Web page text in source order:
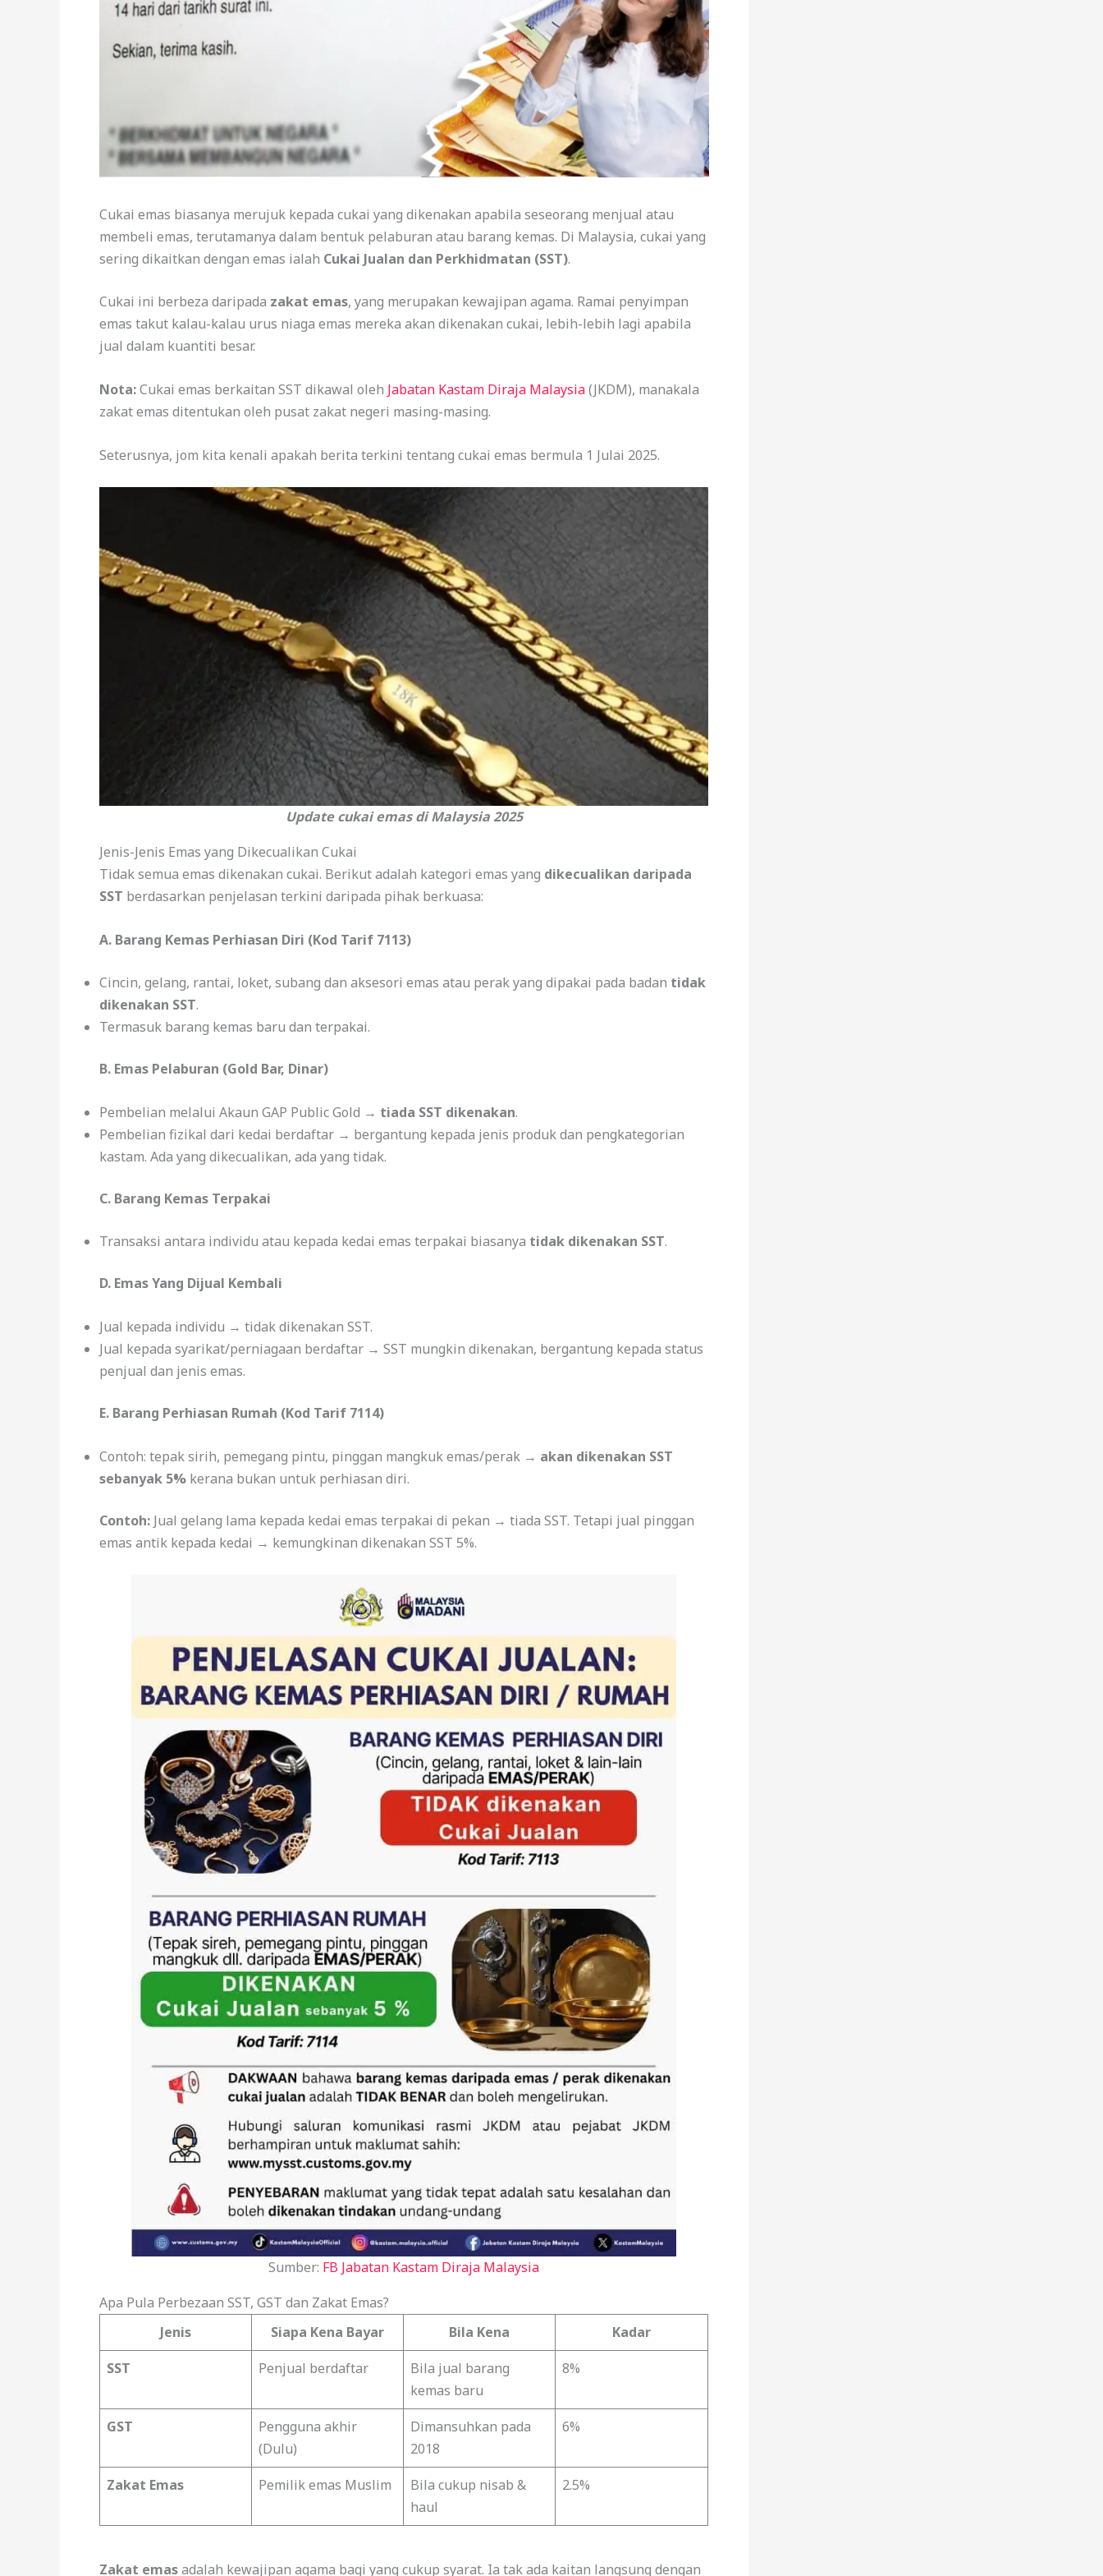
Cukai emas biasanya merujuk kepada cukai yang dikenakan apabila seseorang menjual atau
membeli emas, terutamanya dalam bentuk pelaburan atau barang kemas. Di Malaysia, cukai yang
sering dikaitkan dengan emas ialah Cukai Jualan dan Perkhidmatan (SST).
Cukai ini berbeza daripada zakat emas, yang merupakan kewajipan agama. Ramai penyimpan
emas takut kalau-kalau urus niaga emas mereka akan dikenakan cukai, lebih-lebih lagi apabila
jual dalam kuantiti besar.
Nota:Cukai emas berkaitan SST dikawal oleh Jabatan Kastam Diraja Malaysia(JKDM), manakala
zakat emas ditentukan oleh pusat zakat negeri masing-masing.
Seterusnya, jom kita kenali apakah berita terkini tentang cukai emas bermula 1 Julai 2025.
Update cukai emas di Malaysia 2025
Jenis-Jenis Emas yang Dikecualikan Cukai
Tidak semua emas dikenakan cukai. Berikut adalah kategori emas yang dikecualikan daripada
SST berdasarkan penjelasan terkini daripada pihak berkuasa:
A. Barang Kemas Perhiasan Diri (Kod Tarif 7113)
Cincin, gelang, rantai, loket, subang dan aksesori emas atau perak yang dipakai pada badan tidak
dikenakan SST.
Termasuk barang kemas baru dan terpakai.
B. Emas Pelaburan (Gold Bar, Dinar)
Pembelian melalui Akaun GAP Public Gold → tiada SST dikenakan.
Pembelian fizikal dari kedai berdaftar → bergantung kepada jenis produk dan pengkategorian
kastam. Ada yang dikecualikan, ada yang tidak.
C. Barang Kemas Terpakai
Transaksi antara individu atau kepada kedai emas terpakai biasanya tidak dikenakan SST.
D. Emas Yang Dijual Kembali
Jual kepada individu → tidak dikenakan SST.
Jual kepada syarikat/perniagaan berdaftar → SST mungkin dikenakan, bergantung kepada status
penjual dan jenis emas.
E. Barang Perhiasan Rumah (Kod Tarif 7114)
Contoh: tepak sirih, pemegang pintu, pinggan mangkuk emas/perak → akan dikenakan SST
sebanyak 5% kerana bukan untuk perhiasan diri.
Contoh: Jual gelang lama kepada kedai emas terpakai di pekan → tiada SST. Tetapi jual pinggan
emas antik kepada kedai → kemungkinan dikenakan SST 5%.
Sumber: FB Jabatan Kastam Diraja Malaysia
Apa Pula Perbezaan SST, GST dan Zakat Emas?
Jenis
Siapa Kena Bayar Bila Kena
Kadar
SST
Penjual berdaftar
Bila jual barang
kemas baru
8%
GST
Pengguna akhir
(Dulu)
Dimansuhkan pada
2018
6%
Zakat Emas Pemilik emas Muslim
Bila cukup nisab &
haul
2.5%
Zakat emasadalah kewajipan agama bagi yang cukup syarat. Ia tak ada kaitan langsung dengan